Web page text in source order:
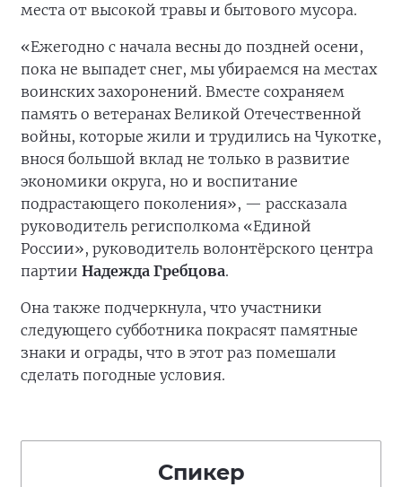
места от высокой травы и бытового мусора.
«Ежегодно с начала весны до поздней осени,
пока не выпадет снег, мы убираемся на местах
воинских захоронений. Вместе сохраняем
память о ветеранах Великой Отечественной
войны, которые жили и трудились на Чукотке,
внося большой вклад не только в развитие
экономики округа, но и воспитание
подрастающего поколения», — рассказала
руководитель регисполкома «Единой
России», руководитель волонтёрского центра
партии Надежда Гребцова.
Она также подчеркнула, что участники
следующего субботника покрасят памятные
знаки и ограды, что в этот раз помешали
сделать погодные условия.
Спикер